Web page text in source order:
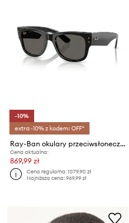
-10%
extra -10% z kodem: OFF*
Ray-Ban okulary przeciwsłoneczne
Cena aktualna:
869,99 zł
Cena regularna:1079,90 zł
Najniższa cena:969,99 zł